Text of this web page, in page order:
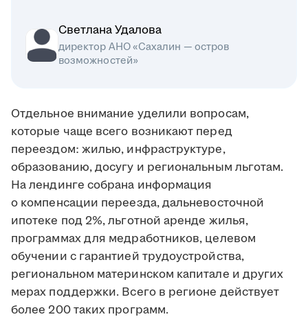
Светлана Удалова
директор АНО «Сахалин — остров
возможностей»
Отдельное внимание уделили вопросам,
которые чаще всего возникают перед
переездом: жилью, инфраструктуре,
образованию, досугу и региональным льготам.
На лендинге собрана информация
о компенсации переезда, дальневосточной
ипотеке под 2%, льготной аренде жилья,
программах для медработников, целевом
обучении с гарантией трудоустройства,
региональном материнском капитале и других
мерах поддержки. Всего в регионе действует
более 200 таких программ.